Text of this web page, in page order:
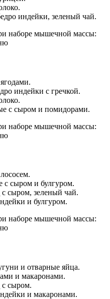
индейки, зеленый чай.
индейки с гречкой.
с сыром и помидорами.
с сыром и булгуром.
с сыром, зеленый чай.
и булгуром.
и отварные яйца.
и макаронами.
с сыром.
и макаронами.